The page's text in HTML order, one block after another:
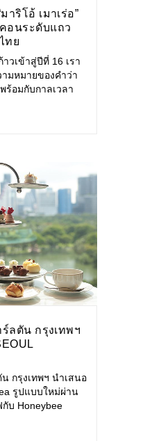
าริโอ้ เมาเร่อ”
อนระดับแถว
ทย
าวเข้าสู่ปีที่ 16 เรา
มหมายของคำว่า
ร้อมกับกาลเวลา
ลตัน กรุงเทพฯ
าเลโอ
น่ห์ของขนม
โซล
กรุงเทพฯ นำเสนอ
รูปแบบใหม่ผ่าน
บ Honeybee
นจอง